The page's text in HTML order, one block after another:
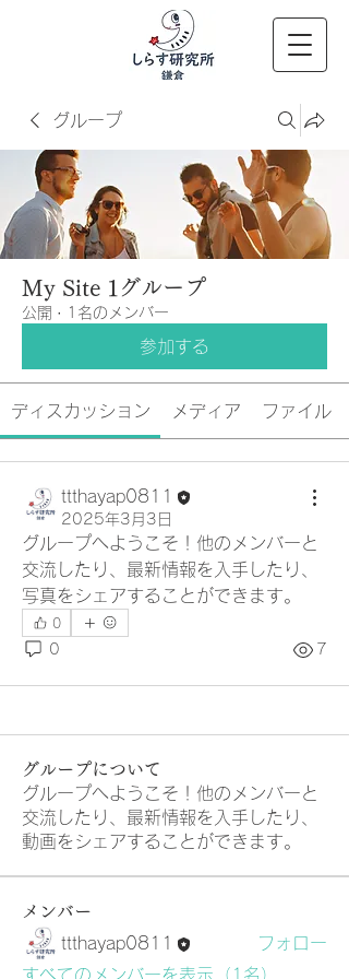
グループ
My Site 1グループ
公開 · 1名のメンバー
参加する
ディスカッション メディア ファイル
ttthayap0811
2025年3月3日
グループへようこそ！他のメンバーと
交流したり、最新情報を入手したり、
写真をシェアすることができます。
0
0 7
グループについて
グループへようこそ！他のメンバーと
交流したり、最新情報を入手したり、
動画をシェアすることができます。
メンバー
ttthayap0811
フォロー
すべてのメンバーを表示（1名）